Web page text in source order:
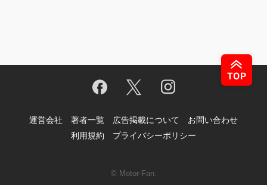
運営会社 著者一覧 広告掲載について
お問い合わせ
利用規約
プライバシーポリシー
© Motor-Fan.